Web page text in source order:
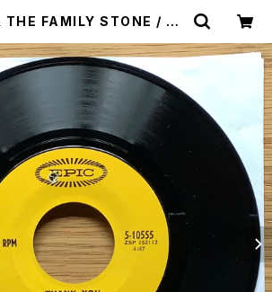
THE FAMILY STONE / A:
| Plastic Soul Recor
ds